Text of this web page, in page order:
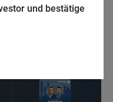
und bestätige